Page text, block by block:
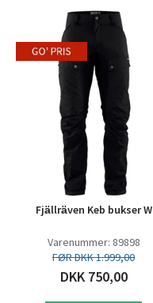
Fjällräven Keb bukser W
Varenummer: 89898
FØR DKK 1.999,00
DKK 750,00